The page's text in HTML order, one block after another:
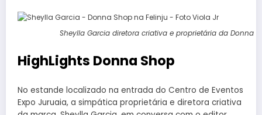
Sheylla Garcia diretora criativa e proprietária da Donna
HighLights Donna Shop
No estande localizado na entrada do Centro de Eventos
Expo Juruaia, a simpática proprietária e diretora criativa